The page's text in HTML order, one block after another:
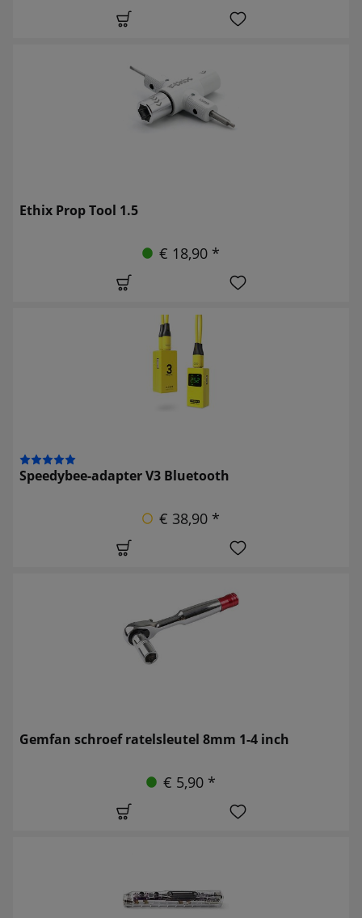
Ethix Prop Tool 1.5
€ 18,90 *
Speedybee-adapter V3 Bluetooth
€ 38,90 *
Gemfan schroef ratelsleutel 8mm 1-4 inch
€ 5,90 *